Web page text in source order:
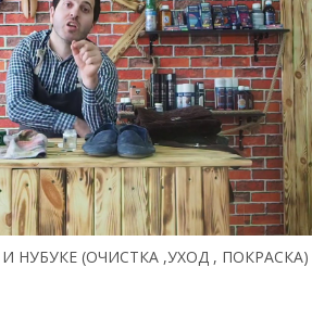
НУБУКЕ (ОЧИСТКА ,УХОД , ПОКРАСКА)